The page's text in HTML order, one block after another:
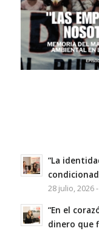
“La
28 julio, 2026
“En el
dinero que